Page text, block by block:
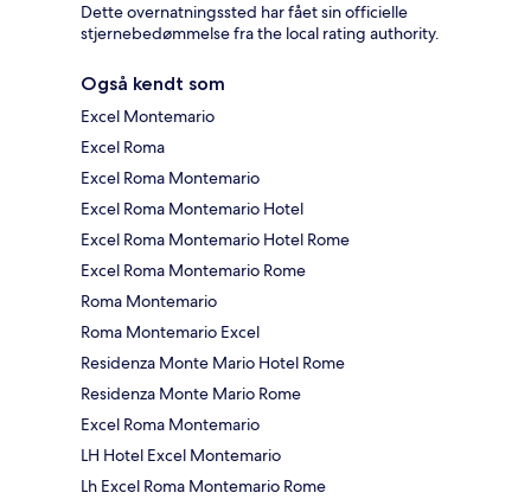
Dette overnatningssted har fået sin officielle
stjernebedømmelse fra the local rating authority.
Også kendt som
Excel Montemario
Excel Roma
Excel Roma Montemario
Excel Roma Montemario Hotel
Excel Roma Montemario Hotel Rome
Excel Roma Montemario Rome
Roma Montemario
Roma Montemario Excel
Residenza Monte Mario Hotel Rome
Residenza Monte Mario Rome
Excel Roma Montemario
LH Hotel Excel Montemario
Lh Excel Roma Montemario Rome